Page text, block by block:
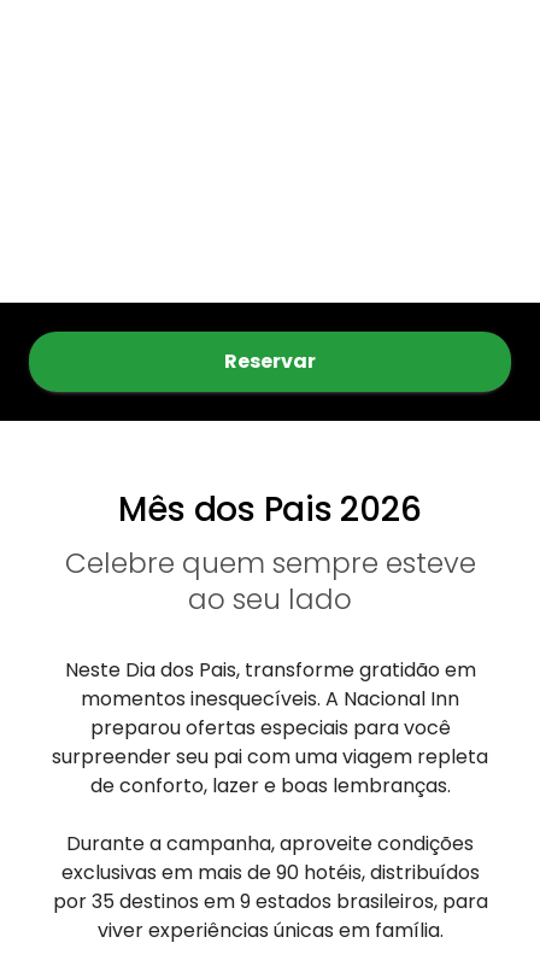
Reservar
Mês dos Pais 2026
Celebre quem sempre esteve
ao seu lado
Neste Dia dos Pais, transforme gratidão em
momentos inesquecíveis. A Nacional Inn
preparou ofertas especiais para você
surpreender seu pai com uma viagem repleta
de conforto, lazer e boas lembranças.
Durante a campanha, aproveite condições
exclusivas em mais de 90 hotéis, distribuídos
por 35 destinos em 9 estados brasileiros, para
viver experiências únicas em família.